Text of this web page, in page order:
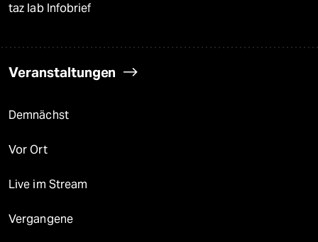
taz lab Infobrief
Veranstaltungen
Demnächst
Vor Ort
Live im Stream
Vergangene